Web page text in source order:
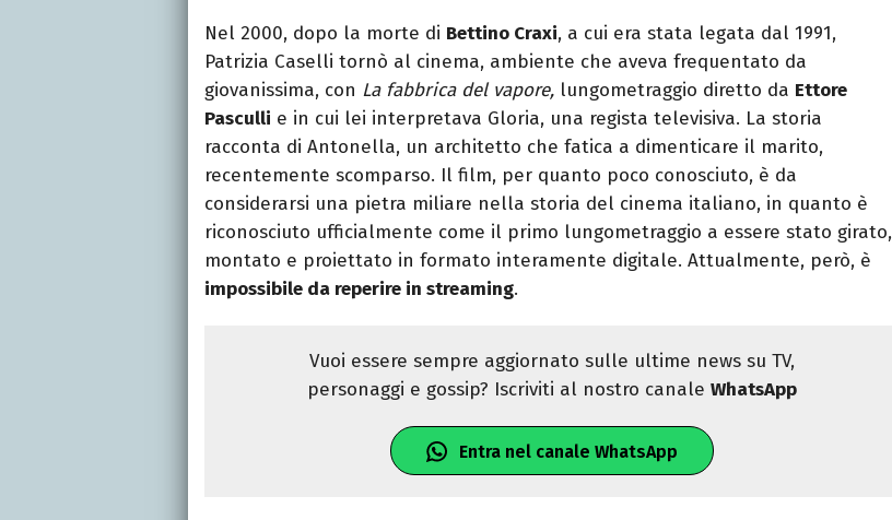
Nel 2000, dopo la morte di Bettino Craxi, a cui era stata legata dal 1991,
Patrizia Caselli tornò al cinema, ambiente che aveva frequentato da
giovanissima, con La fabbrica del vapore, lungometraggio diretto da Ettore
Pasculli e in cui lei interpretava Gloria, una regista televisiva. La storia
racconta di Antonella, un architetto che fatica a dimenticare il marito,
recentemente scomparso. Il film, per quanto poco conosciuto, è da
considerarsi una pietra miliare nella storia del cinema italiano, in quanto è
riconosciuto ufficialmente come il primo lungometraggio a essere stato girato,
montato e proiettato in formato interamente digitale. Attualmente, però, è
impossibile da reperire in streaming.
Vuoi essere sempre aggiornato sulle ultime news su TV,
personaggi e gossip? Iscriviti al nostro canaleWhatsApp
Entra nel canale WhatsApp